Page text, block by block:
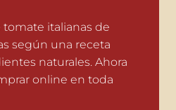
tomate italianas de
según una receta
naturales. Ahora
online en toda